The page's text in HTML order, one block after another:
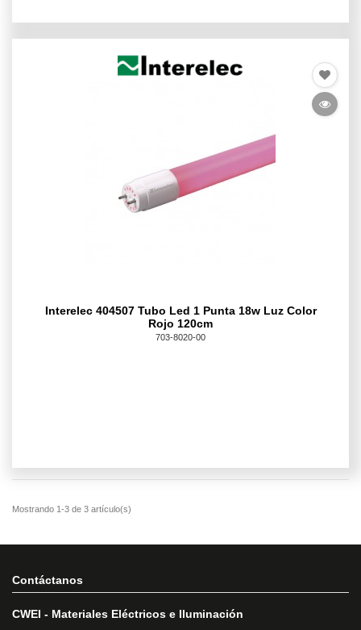
Interelec 404507 Tubo Led 1 Punta 18w Luz Color
Rojo 120cm
703-8020-00
Contáctanos
CWEI - Materiales Eléctricos e Iluminación